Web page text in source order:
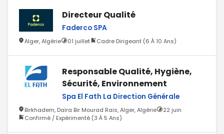
Directeur Qualité
Faderco SPA
Alger, Algérie 01 juillet Cadre Dirigeant (6 À 10 Ans)
Responsable Qualité, Hygiène,
Sécurité, Environnement
Spa El Fath La Direction Générale
Birkhadem, Daïra Bir Mourad Rais, Alger, Algérie
22 juin
Confirmé / Expérimenté (3 À 5 Ans)